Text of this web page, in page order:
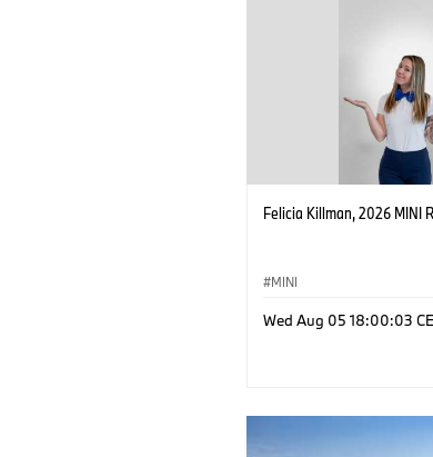
Felicia Killman, 2026 MINI
MINI
Wed Aug 05 18:00:03